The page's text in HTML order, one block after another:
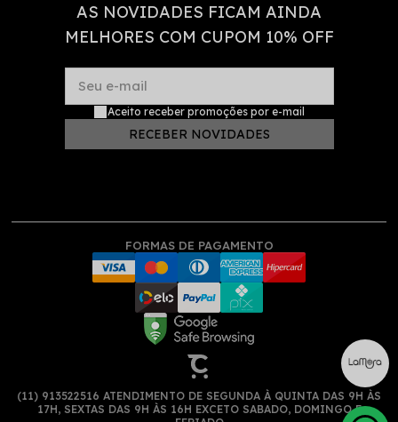
AS NOVIDADES FICAM AINDA
MELHORES COM CUPOM 10% OFF
Seu e-mail
RECEBER NOVIDADES
Aceito receber promoções por e-mail
(11) 913522516 ATENDIMENTO DE SEGUNDA À QUINTA DAS 9H ÀS
17H, SEXTAS DAS 9H ÀS 16H EXCETO SABADO, DOMINGO E
FORMAS DE PAGAMENTO